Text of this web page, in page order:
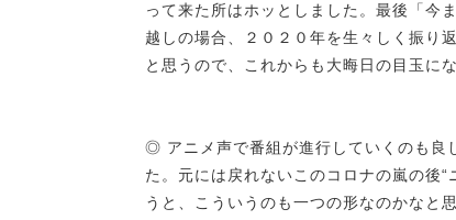
って来た所はホッとしました。最後「今
越しの場合、２０２０年を生々しく振り
と思うので、これからも大晦日の目玉に
◎ アニメ声で番組が進行していくのも良
た。元には戻れないこのコロナの嵐の後
うと、こういうのも一つの形なのかなと